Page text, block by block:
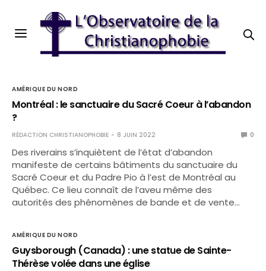
AMÉRIQUE DU NORD
Montréal : le sanctuaire du Sacré Coeur à l’abandon
?
RÉDACTION CHRISTIANOPHOBIE 8 JUIN 2022 0
Des riverains s’inquiètent de l’état d’abandon
manifeste de certains bâtiments du sanctuaire du
Sacré Coeur et du Padre Pio à l’est de Montréal au
Québec. Ce lieu connaît de l’aveu même des
autorités des phénomènes de bande et de vente…
AMÉRIQUE DU NORD
Guysborough (Canada) : une statue de Sainte-
Thérèse volée dans une église